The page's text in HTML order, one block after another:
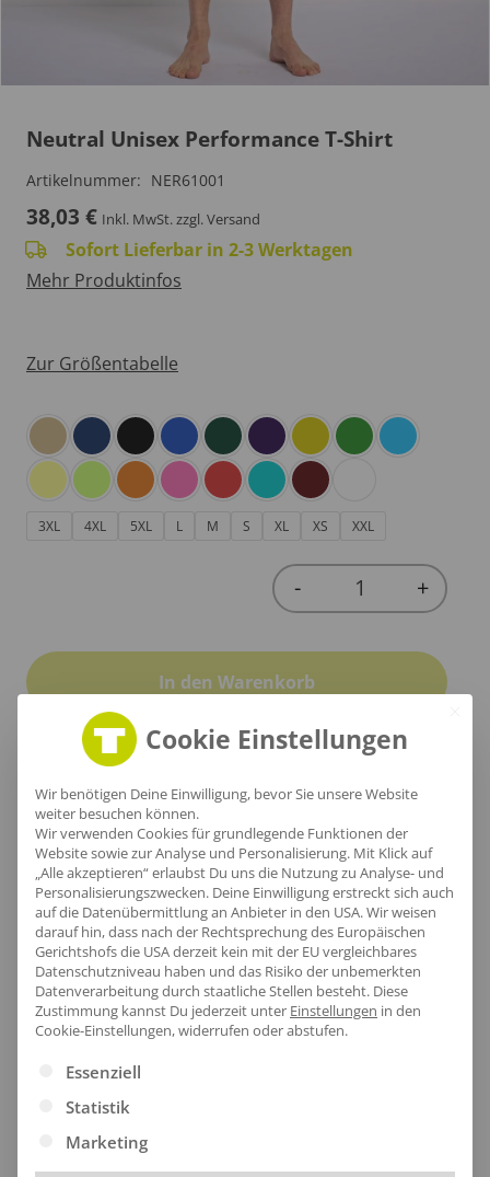
Neutral Unisex Performance T-Shirt
Artikelnummer: NER61001
38,03 € Inkl. MwSt.zzgl. Versand
Sofort Lieferbar in 2-3 Werktagen
Mehr Produktinfos
Zur Größentabelle
3XL 4XL 5XL L M S XL XS XXL
Quantity
- +
In den Warenkorb
Produktinfo
Artikel-Nr.:NER61001
Geschlecht:Unisex
Armlänge:Kurzarm
Obermaterial:100% Polyester
Grammatur:155 g/m²
Pflegehinweis:
erlaubt|Trockner geeignet
Zertifikate: EU Ecolabel|Faire
Cookie Einstellungen
Wir benötigen Deine Einwilligung, bevor Sie unsere Website
weiter besuchen können.
Wir verwenden Cookies für grundlegende Funktionen der
Website sowie zur Analyse und Personalisierung. Mit Klick auf
„Alle akzeptieren“ erlaubst Du uns die Nutzung zu Analyse- und
Personalisierungszwecken. Deine Einwilligung erstreckt sich auch
auf die Datenübermittlung an Anbieter in den USA. Wir weisen
darauf hin, dass nach der Rechtsprechung des Europäischen
Gerichtshofs die USA derzeit kein mit der EU vergleichbares
Datenschutzniveau haben und das Risiko der unbemerkten
Datenverarbeitung durch staatliche Stellen besteht. Diese
Zustimmung kannst Du jederzeit unter Einstellungen in den
Cookie-Einstellungen, widerrufen oder abstufen.
Es folgt eine Liste der Service-Gruppen, für die eine
Essenziell
Statistik
Marketing